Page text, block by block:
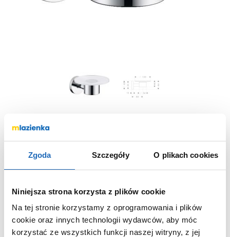
Zgoda Szczegóły O plikach cookies
Niniejsza strona korzysta z plików cookie
Na tej stronie korzystamy z oprogramowania i plików
cookie oraz innych technologii wydawców, aby móc
korzystać ze wszystkich funkcji naszej witryny, z jej
Mydelniczka 40515820 Hansgrohe Logis
Ten produkt nie jest już dostępny w naszej ofercie.